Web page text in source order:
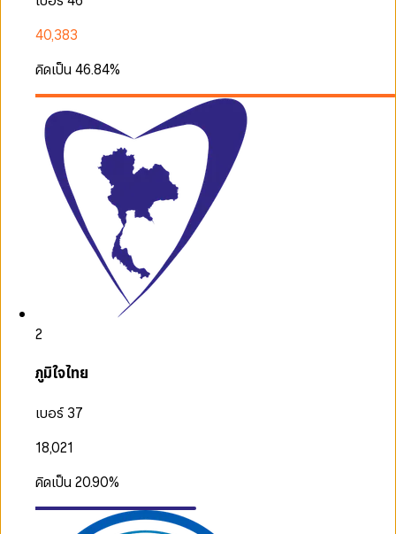
40,383
คิดเป็น46.84%
2
ภูมิใจไทย
เบอร์ 37
18,021
คิดเป็น20.90%